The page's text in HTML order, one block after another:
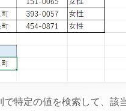
特定の値を検索して、該